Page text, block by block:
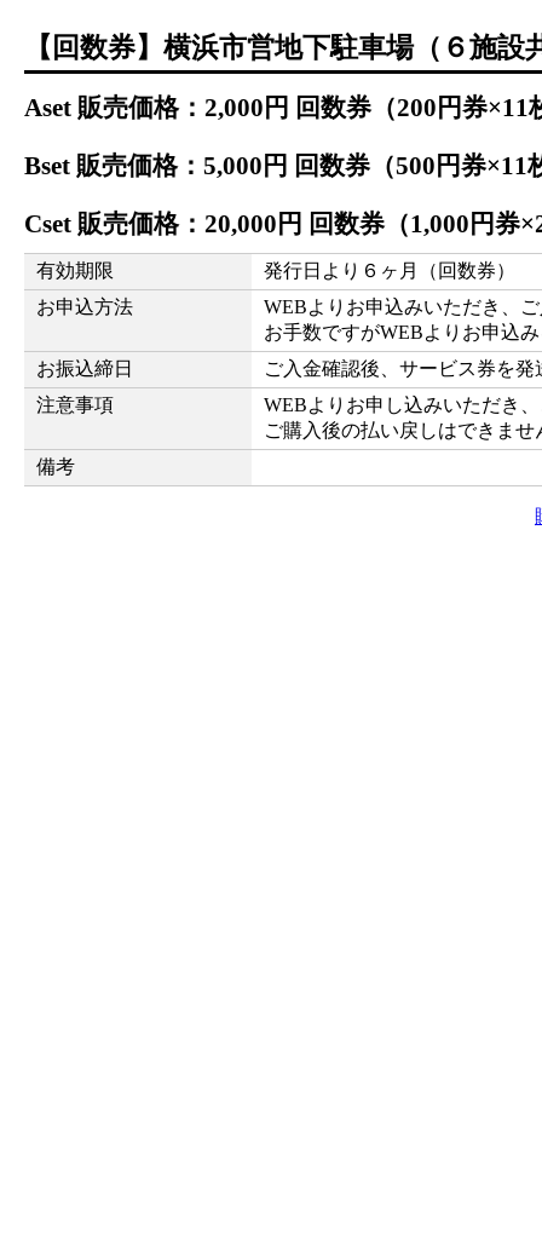
【回数券】横浜市営地下駐車場（６施設
Aset 販売価格： 2,000 円 回数券（200円券×11
Bset 販売価格： 5,000 円 回数券（500円券×11
Cset 販売価格： 20,000 円 回数券（1,000円券
有効期限
発行日より６ヶ月（回数券）
お申込方法
WEBよりお申込みいただき、
お手数ですがWEBよりお申込
お振込締日
ご入金確認後、サービス券を発
注意事項
WEBよりお申し込みいただき
ご購入後の払い戻しはできませ
備考